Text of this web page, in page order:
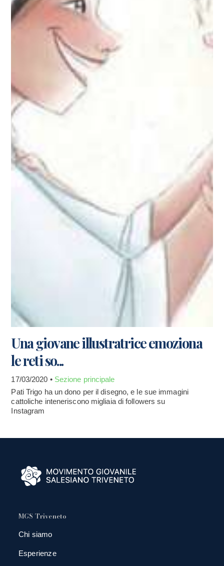
Una giovane illustratrice emoziona
le reti so...
17/03/2020 • Sezione principale
Pati Trigo ha un dono per il disegno, e le sue immagini
cattoliche inteneriscono migliaia di followers su
Instagram
MGS Triveneto
Chi siamo
Esperienze